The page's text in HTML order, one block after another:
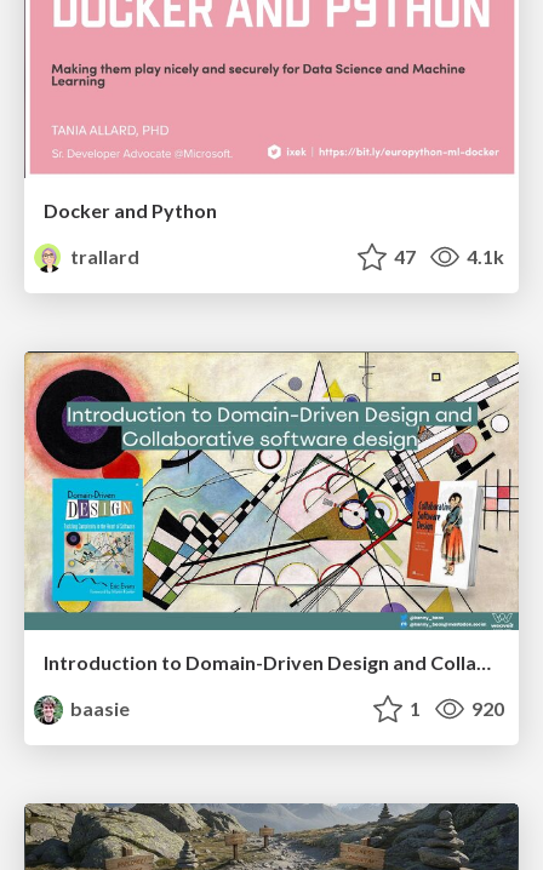
Docker and Python
trallard
47 4.1k
Introduction to Domain-Driven Design and Collaborative software design
baasie
1 920